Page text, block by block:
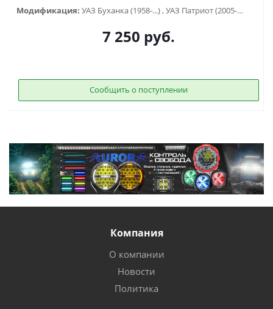
Модификация:
УАЗ Буханка (1958-...) , УАЗ Патриот (2005-2015), УАЗ Хантер (2003-...), УАЗ-3151
7 250 руб.
Сообщить о поступлении
Компания
О компании
Новости
Политика